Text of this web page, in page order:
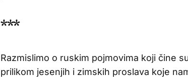
***
Razmislimo o ruskim pojmovima koji čine
prilikom jesenjih i zimskih proslava koje